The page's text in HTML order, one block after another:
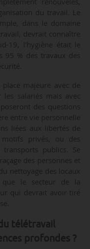
du travail. Le
dans le domaine
devrait connaître
19, l’hygiène était le
95 % des travaux des
majeure avec de
salariés mais avec
des questions
entre vie personnelle
liées aux libertés de
privés, ou des
publics. Se
des personnes et
nettoyage des locaux
le secteur de la
qui devrait avoir tiré
télétravail
profondes ?